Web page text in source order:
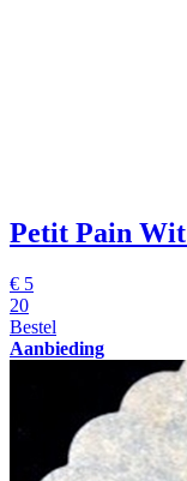
Petit Pain Wit
€ 5
20
Bestel
Aanbieding